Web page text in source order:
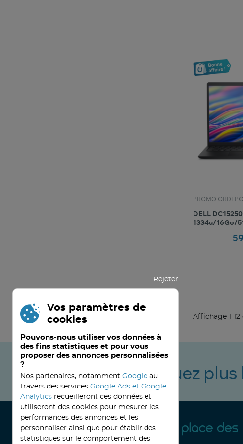
PROMO ORDI
DELL
1334u/16Go/
Affichage 1-12
Ne manquez plus
Rejeter
Vos paramètres de
cookies
Pouvons-nous utiliser vos données à
des fins statistiques et pour vous
proposer des annonces personnalisées
?
Nos partenaires, notamment Google au
travers des services Google Ads et Google
Analytics recueilleront ces données et
utiliseront des cookies pour mesurer les
performances des annonces et les
personnaliser ainsi que pour établir des
statistiques sur le comportement des